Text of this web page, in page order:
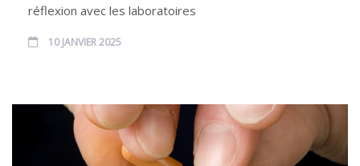
réflexion avec les laboratoires
10 JANVIER 2025